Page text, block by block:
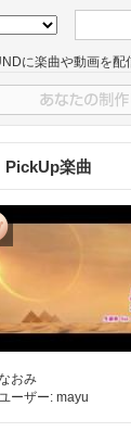
に楽曲や動画を
PickUp楽曲
おみ
ーザー: mayu